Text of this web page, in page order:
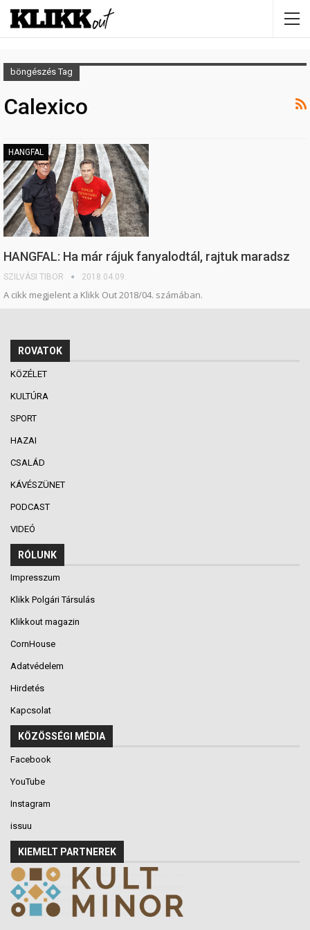
böngészés Tag
Calexico
HANGFAL
HANGFAL: Ha már rájuk fanyalodtál, rajtuk maradsz
SZILVÁSI TIBOR 2018.04.09.
A cikk megjelent a Klikk Out 2018/04. számában.
ROVATOK
KÖZÉLET
KULTÚRA
SPORT
HAZAI
CSALÁD
KÁVÉSZÜNET
PODCAST
VIDEÓ
RÓLUNK
Impresszum
Klikk Polgári Társulás
Klikkout magazin
CornHouse
Adatvédelem
Hirdetés
Kapcsolat
KÖZÖSSÉGI MÉDIA
Facebook
YouTube
Instagram
issuu
KIEMELT PARTNEREK